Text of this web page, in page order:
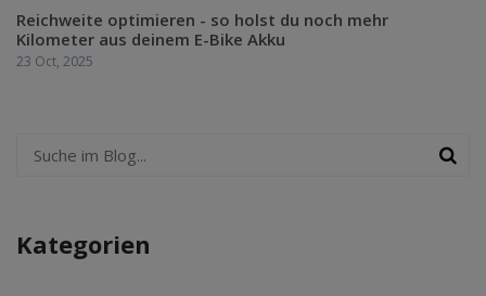
Reichweite optimieren - so holst du noch mehr
Kilometer aus deinem E-Bike Akku
23 Oct, 2025
Kategorien